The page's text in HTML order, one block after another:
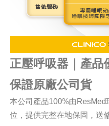
正壓呼吸器｜產品
保證原廠公司貨
本公司產品100%由ResMed
位，提供完整在地保固，送